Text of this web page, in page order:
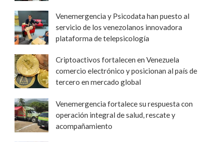
Venemergencia y Psicodata han puesto al
servicio de los venezolanos innovadora
plataforma de telepsicología
Criptoactivos fortalecen en Venezuela
comercio electrónico y posicionan al país de
tercero en mercado global
Venemergencia fortalece su respuesta con
operación integral de salud, rescate y
acompañamiento